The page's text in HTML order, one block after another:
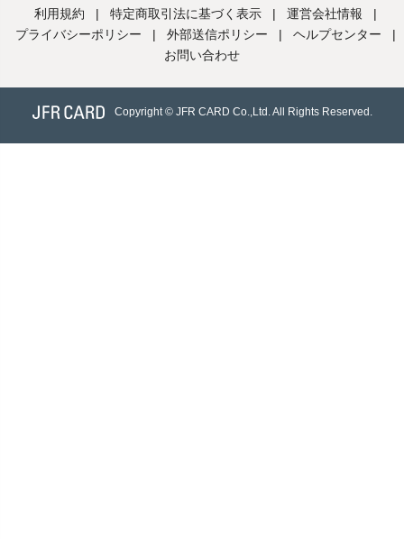
利用規約 | 特定商取引法に基づく表示 | 運営会社情報
|
プライバシーポリシー
| 外部送信ポリシー | ヘルプセンター
|
お問い合わせ
Copyright © JFR CARD Co.,Ltd. All Rights Reserved.